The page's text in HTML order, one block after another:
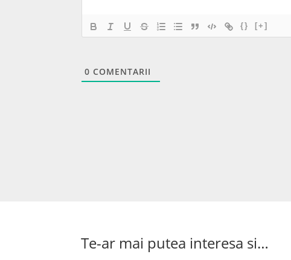
{} [+]
0 COMENTARII
Te-ar mai putea interesa si…